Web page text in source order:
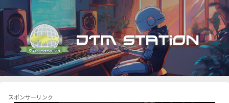
スポンサーリンク